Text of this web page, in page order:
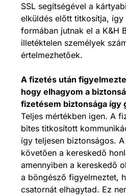
SSL segítségével a
elküldés előtt titkosítja,
formában jutnak el a K&H
illetéktelen személyek
értelmezhetőek.
A fizetés után
hogy elhagyom a
fizetésem biztonsága így
Teljes mértékben igen. A
bites titkosított
így teljesen biztonságos.
követően a kereskedő
amennyiben a kereskedő
a böngésző figyelmeztet,
csatornát elhagytad. Ez